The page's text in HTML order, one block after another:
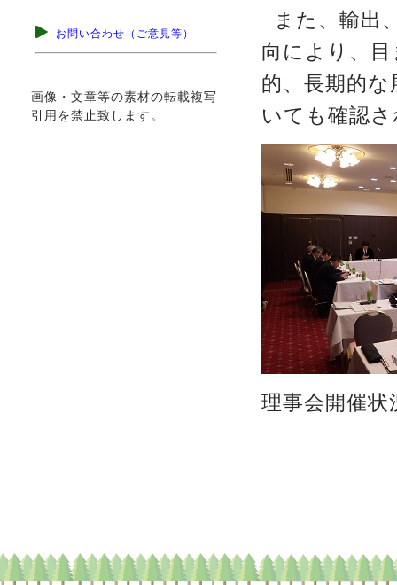
お問い合わせ（ご意見等）
画像・文章等の素材の転載複写
引用を禁止致します。
また、輸出
向により、
的、長期的
いても確認
理事会開催状